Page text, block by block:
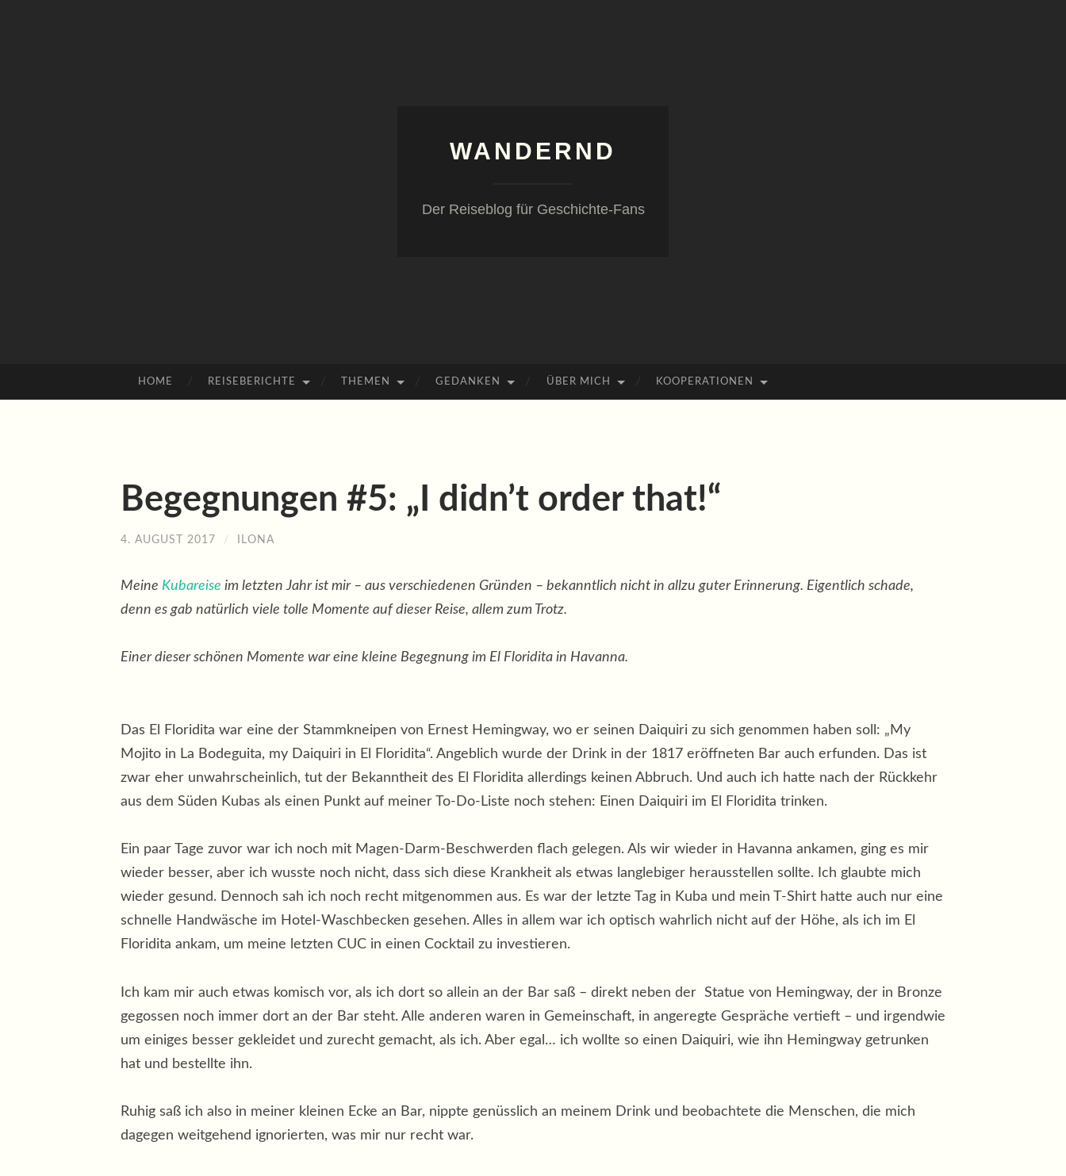
WANDERND
Der Reiseblog für Geschichte-Fans
INHALT
HOME REISEBERICHTE THEMEN GEDANKEN ÜBER MICH KOOPERATIONEN
Begegnungen #5: „I didn’t order that!“
4. AUGUST 2017 / ILONA
Meine Kubareise im letzten Jahr ist mir – aus verschiedenen Gründen – bekanntlich nicht in allzu guter Erinnerung. Eigentlich schade,
denn es gab natürlich viele tolle Momente auf dieser Reise, allem zum Trotz.
Einer dieser schönen Momente war eine kleine Begegnung im El Floridita in Havanna.
Das El Floridita war eine der Stammkneipen von Ernest Hemingway, wo er seinen Daiquiri zu sich genommen haben soll: „My
Mojito in La Bodeguita, my Daiquiri in El Floridita“. Angeblich wurde der Drink in der 1817 eröffneten Bar auch erfunden. Das ist
zwar eher unwahrscheinlich, tut der Bekanntheit des El Floridita allerdings keinen Abbruch. Und auch ich hatte nach der Rückkehr
aus dem Süden Kubas als einen Punkt auf meiner To-Do-Liste noch stehen: Einen Daiquiri im El Floridita trinken.
Ein paar Tage zuvor war ich noch mit Magen-Darm-Beschwerden flach gelegen. Als wir wieder in Havanna ankamen, ging es mir
wieder besser, aber ich wusste noch nicht, dass sich diese Krankheit als etwas langlebiger herausstellen sollte. Ich glaubte mich
wieder gesund. Dennoch sah ich noch recht mitgenommen aus. Es war der letzte Tag in Kuba und mein T-Shirt hatte auch nur eine
schnelle Handwäsche im Hotel-Waschbecken gesehen. Alles in allem war ich optisch wahrlich nicht auf der Höhe, als ich im El
Floridita ankam, um meine letzten CUC in einen Cocktail zu investieren.
Ich kam mir auch etwas komisch vor, als ich dort so allein an der Bar saß – direkt neben der Statue von Hemingway, der in Bronze
gegossen noch immer dort an der Bar steht. Alle anderen waren in Gemeinschaft, in angeregte Gespräche vertieft – und irgendwie
um einiges besser gekleidet und zurecht gemacht, als ich. Aber egal… ich wollte so einen Daiquiri, wie ihn Hemingway getrunken
hat und bestellte ihn.
Ruhig saß ich also in meiner kleinen Ecke an Bar, nippte genüsslich an meinem Drink und beobachtete die Menschen, die mich
dagegen weitgehend ignorierten, was mir nur recht war.